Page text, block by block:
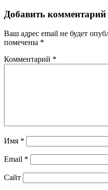
Добавить комментарий
Ваш адрес email не будет
помечены *
Комментарий *
Имя *
Email *
Сайт